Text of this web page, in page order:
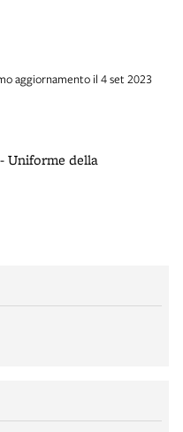
aggiornamento il 4 set 2023
Uniforme della